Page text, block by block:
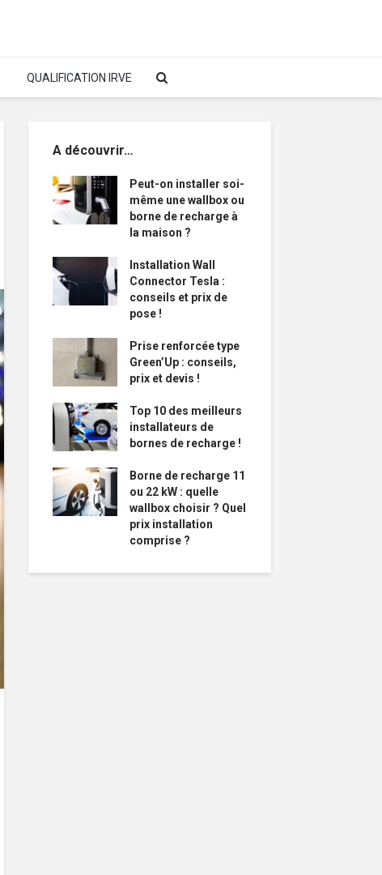
QUALIFICATION IRVE
A découvrir…
Peut-on installer soi-
même une wallbox ou
borne de recharge à
la maison ?
Installation Wall
Connector Tesla :
conseils et prix de
pose !
Prise renforcée type
Green’Up : conseils,
prix et devis !
Top 10 des meilleurs
installateurs de
bornes de recharge !
Borne de recharge 11
ou 22 kW : quelle
wallbox choisir ? Quel
prix installation
comprise ?